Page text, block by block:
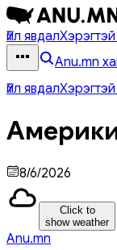
Үйл явдал
Anu.mn
Үйл явдал
8/6/2026
Click to
show weather
Anu.mn